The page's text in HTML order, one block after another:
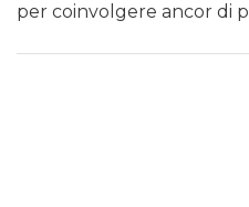
per coinvolgere ancor di